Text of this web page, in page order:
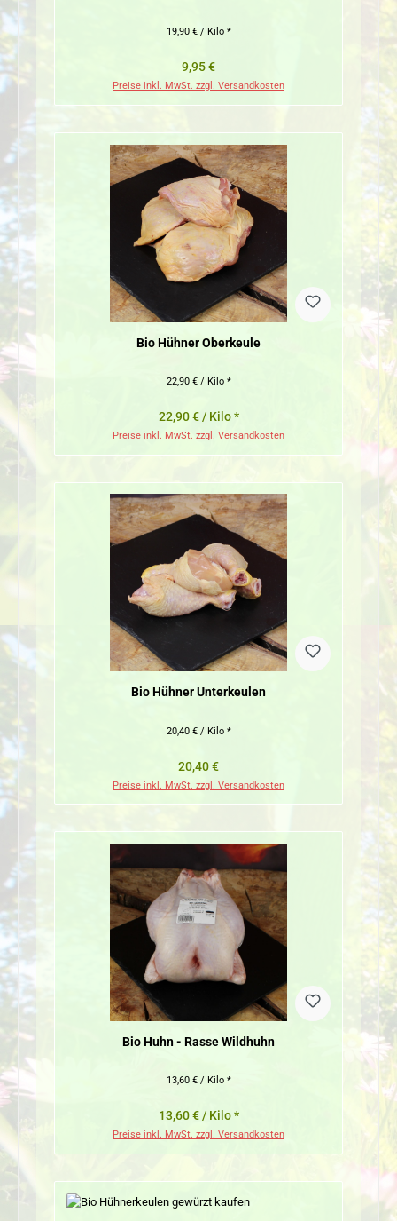
19,90 € / Kilo *
Regulärer Preis:
9,95 €
Preise inkl. MwSt. zzgl. Versandkosten
Bio Hühner Oberkeule
22,90 € / Kilo *
22,90 € / Kilo *
Preise inkl. MwSt. zzgl. Versandkosten
Bio Hühner Unterkeulen
20,40 € / Kilo *
Regulärer Preis:
20,40 €
Preise inkl. MwSt. zzgl. Versandkosten
Bio Huhn - Rasse Wildhuhn
13,60 € / Kilo *
13,60 € / Kilo *
Preise inkl. MwSt. zzgl. Versandkosten